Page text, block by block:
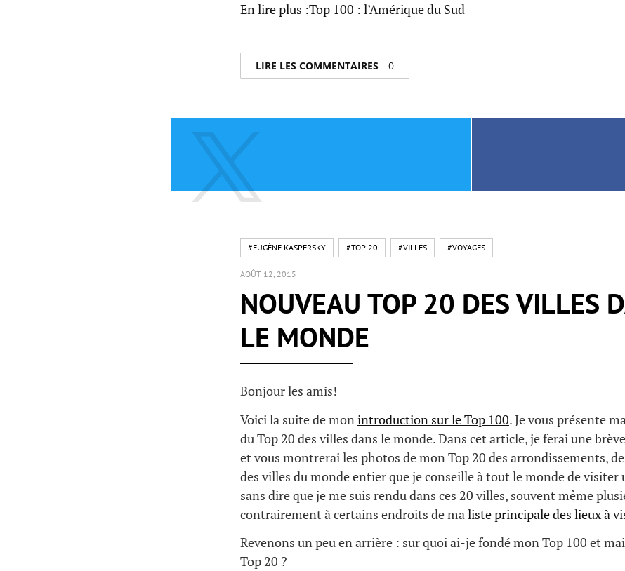
En lire plus :Top 100 : l’Amérique du Sud
LIRE LES COMMENTAIRES 0
#EUGÈNE KASPERSKY #TOP 20 #VILLES #VOYAGES
AOÛT 12, 2015
NOUVEAU TOP 20 DES VILLES
LE MONDE
Bonjour les amis!
Voici la suite de monintroduction sur le Top 100. Je vous présente
du Top 20 des villes dans le monde. Dans cet article, je ferai une
et vous montrerai les photos de mon Top 20 des arrondissements,
des villes du monde entier que je conseille à tout le monde de visiter
sans dire que je me suis rendu dans ces 20 villes, souvent même
contrairement à certains endroits de maliste principale des lieux à
Revenons un peu en arrière : sur quoi ai-je fondé mon Top 100 et
Top 20 ?